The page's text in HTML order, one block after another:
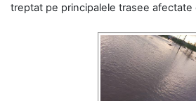
treptat pe principalele trasee afectate